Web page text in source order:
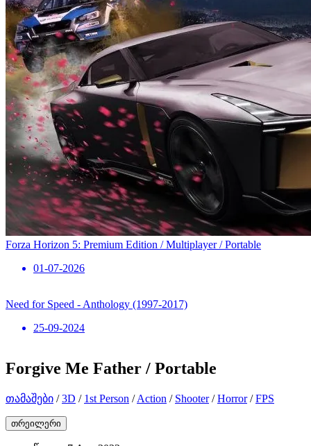
Forza Horizon 5: Premium Edition / Multiplayer / Portable
01-07-2026
Need for Speed ​​- Anthology (1997-2017)
25-09-2024
Forgive Me Father / Portable
თამაშები /3D / 1st Person /Action / Shooter/Horror/FPS
თრეილერი